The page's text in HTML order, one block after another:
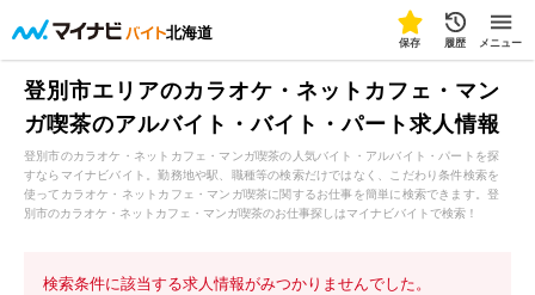
北海道
保存 履歴 メニュー
登別市エリアのカラオケ・ネットカフェ・マン
ガ喫茶のアルバイト・バイト・パート求人情報
登別市のカラオケ・ネットカフェ・マンガ喫茶の人気バイト・アルバイト・パートを探
すならマイナビバイト。勤務地や駅、職種等の検索だけではなく、こだわり条件検索を
使ってカラオケ・ネットカフェ・マンガ喫茶に関するお仕事を簡単に検索できます。登
別市のカラオケ・ネットカフェ・マンガ喫茶のお仕事探しはマイナビバイトで検索！
検索条件に該当する求人情報がみつかりませんでした。